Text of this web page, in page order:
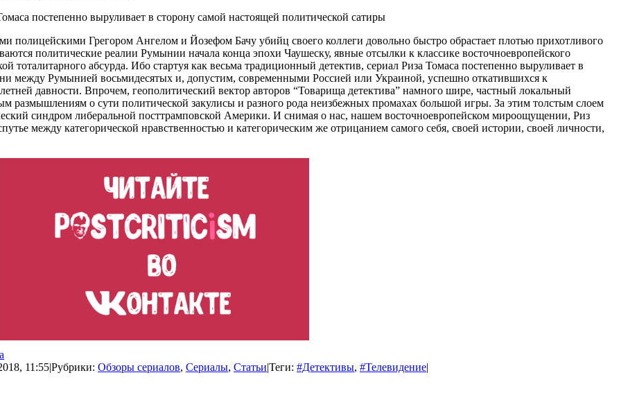
постепенно выруливает в сторону самой настоящей политической сатиры
полицейскими Грегором Ангелом и Йозефом Бачу убийц своего коллеги довольно быстро обрастает плотью прихотливого
политические реалии Румынии начала конца эпохи Чаушеску, явные отсылки к классике восточноевропейского
тоталитарного абсурда. Ибо стартуя как весьма традиционный детектив, сериал Риза Томаса постепенно выруливает в
между Румынией восьмидесятых и, допустим, современными Россией или Украиной, успешно откатившихся к
давности. Впрочем, геополитический вектор авторов “Товарища детектива” намного шире, частный локальный
размышлениям о сути политической закулисы и разного рода неизбежных промахах большой игры. За этим толстым слоем
синдром либеральной посттрамповской Америки. И снимая о нас, нашем восточноевропейском мироощущении, Риз
между категорической нравственностью и категорическим же отрицанием самого себя, своей истории, своей личности,
11:55|Рубрики: Обзоры сериалов, Сериалы, Статьи|Теги: #Детективы, #Телевидение|